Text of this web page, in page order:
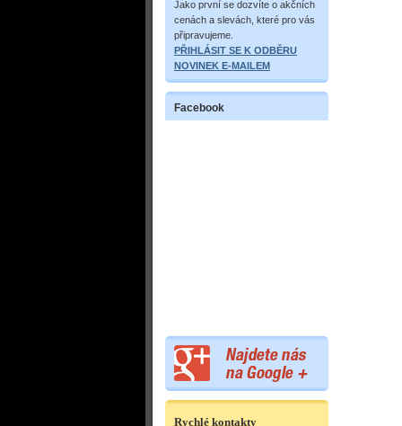
Jako první se dozvíte o akčních
cenách a slevách, které pro vás
připravujeme.
PŘIHLÁSIT SE K ODBĚRU
NOVINEK E-MAILEM
Facebook
Rychlé kontakty